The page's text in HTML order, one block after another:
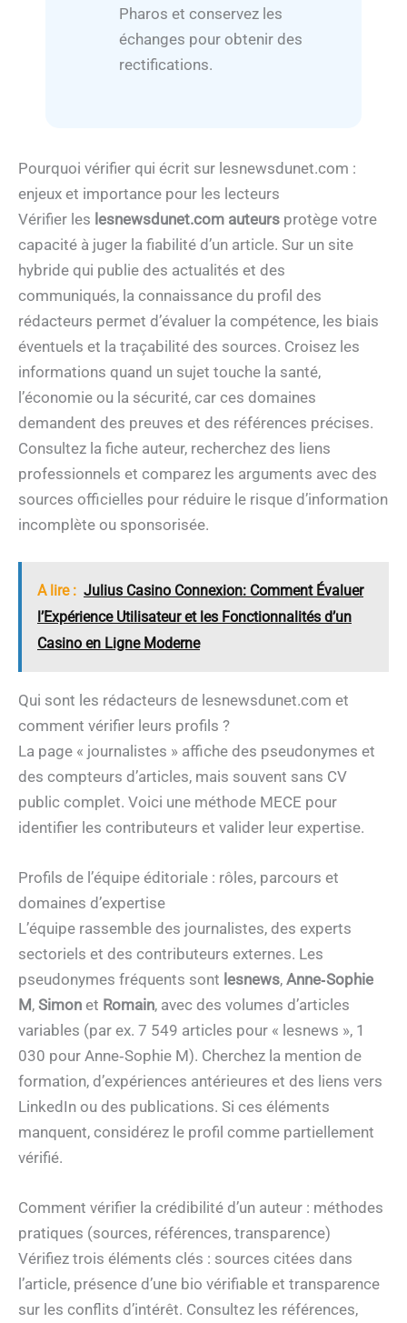
Pharos et conservez les
échanges pour obtenir des
rectifications.
Pourquoi vérifier qui écrit sur lesnewsdunet.com :
enjeux et importance pour les lecteurs
Vérifier les lesnewsdunet.com auteurs protège votre
capacité à juger la fiabilité d’un article. Sur un site
hybride qui publie des actualités et des
communiqués, la connaissance du profil des
rédacteurs permet d’évaluer la compétence, les biais
éventuels et la traçabilité des sources. Croisez les
informations quand un sujet touche la santé,
l’économie ou la sécurité, car ces domaines
demandent des preuves et des références précises.
Consultez la fiche auteur, recherchez des liens
professionnels et comparez les arguments avec des
sources officielles pour réduire le risque d’information
incomplète ou sponsorisée.
A lire : Julius Casino Connexion: Comment Évaluer
l’Expérience Utilisateur et les Fonctionnalités d’un
Casino en Ligne Moderne
Qui sont les rédacteurs de lesnewsdunet.com et
comment vérifier leurs profils ?
La page « journalistes » affiche des pseudonymes et
des compteurs d’articles, mais souvent sans CV
public complet. Voici une méthode MECE pour
identifier les contributeurs et valider leur expertise.
Profils de l’équipe éditoriale : rôles, parcours et
domaines d’expertise
L’équipe rassemble des journalistes, des experts
sectoriels et des contributeurs externes. Les
pseudonymes fréquents sont lesnews, Anne‑Sophie
M , Simon et Romain, avec des volumes d’articles
variables (par ex. 7 549 articles pour « lesnews », 1
030 pour Anne‑Sophie M). Cherchez la mention de
formation, d’expériences antérieures et des liens vers
LinkedIn ou des publications. Si ces éléments
manquent, considérez le profil comme partiellement
vérifié.
Comment vérifier la crédibilité d’un auteur : méthodes
pratiques (sources, références, transparence)
Vérifiez trois éléments clés : sources citées dans
l’article, présence d’une bio vérifiable et transparence
sur les conflits d’intérêt. Consultez les références,